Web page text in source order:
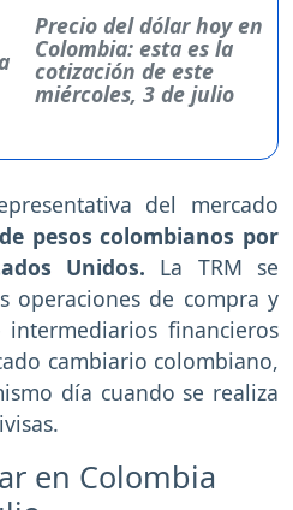
Precio del dólar hoy en
Colombia: esta es la
cotización de este
miércoles, 3 de julio
del mercado
pesos colombianos por
Unidos. La TRM se
operaciones de compra y
financieros
cambiario colombiano,
día cuando se realiza
en Colombia